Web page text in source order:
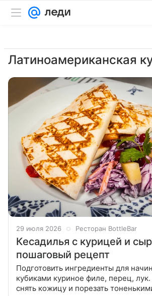
Латиноамериканская
29 июля 2026 Ресторан BottleBar
Кесадилья с курицей и
пошаговый рецепт
Подготовить ингредиенты для
кубиками куриное филе, перец,
снять кожицу и порезать